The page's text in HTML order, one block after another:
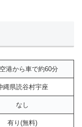
港から車で約60分
縄県読谷村宇座
なし
有り(無料)